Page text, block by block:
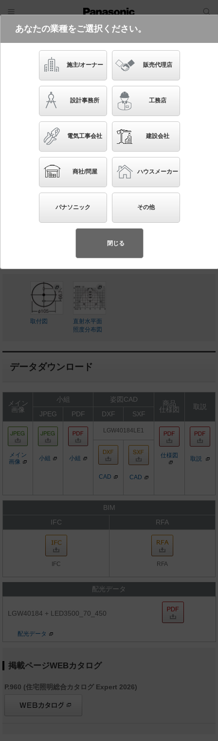
電気・建築設備（ビジネス）
フリーワード
品番・キーワード
かんたん照度計算
LGW40184 LE1
壁直付型 LED（温白色） スポットライト 拡散タイ
プ 防雨型 パネル付型 白熱電球60形1灯器具相当
◆希望小売価格 28,300 円（税抜）
取付図
直射水平面
照度分布図
データダウンロード
メイン
画像
小組 姿図CAD
商品
仕様図
取説
JPEG
PDF DXF SXF
メイン
画像
小組 小組
LGW40184LE1
仕様図 取説
CAD CAD
BIM
IFC
RFA
IFC RFA
配光データ
LGW40184 + LED3500_70_450
配光データ
掲載ページWEBカタログ
P.960 (住宅照明総合カタログ Expert 2026)
あなたの業種をご選択ください。
施主/オーナー 販売代理店
設計事務所 工務店
電気工事会社 建設会社
商社/問屋 ハウスメーカー
パナソニック その他
閉じる